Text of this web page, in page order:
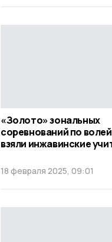
«Золото» зональных
соревнований по
взяли инжавинские
18 февраля 2025, 09:01